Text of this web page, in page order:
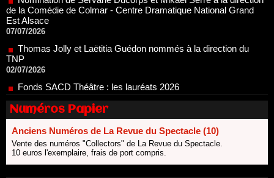
07/07/2026
Thomas Jolly et Laëtitia Guédon nommés à la direction du
TNP
02/07/2026
Fonds SACD Théâtre : les lauréats 2026
23/06/2026
Dispositif ARTCENA Écrire pour le cirque, les lauréats 2026 !
20/06/2026
Le palmarès des prix SACD 2026
18/06/2026
Les 10 lauréats du Fonds Grandes Formes Théâtre 2026
SACD
13/06/2026
Numéros Papier
Anciens Numéros de La Revue du Spectacle (10)
Vente des numéros "Collectors" de La Revue du Spectacle.
10 euros l'exemplaire, frais de port compris.